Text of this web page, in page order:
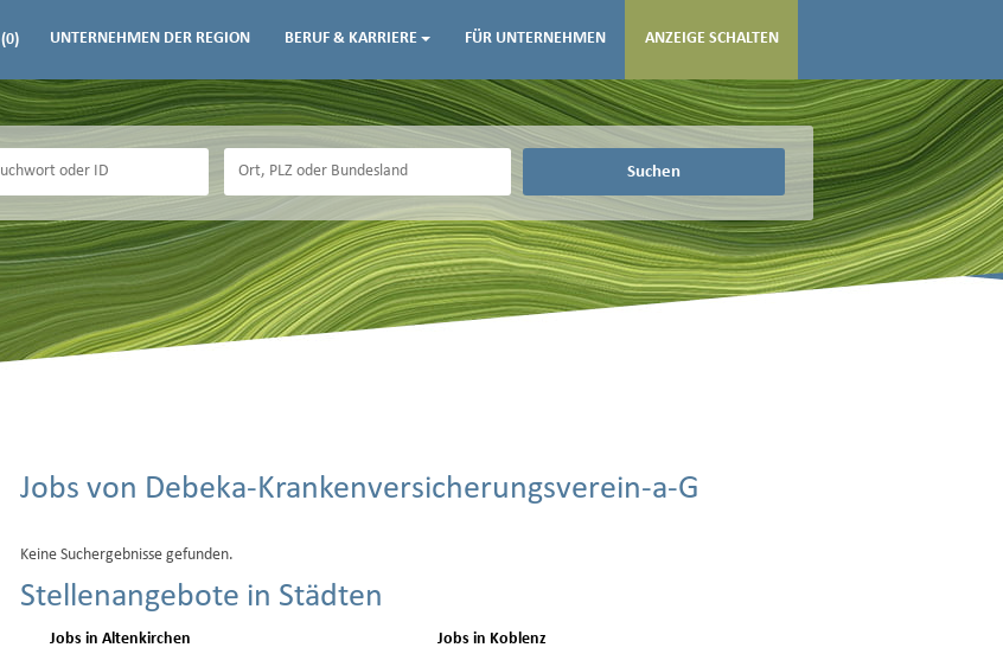
(0) UNTERNEHMEN DER REGION BERUF & KARRIERE FÜR UNTERNEHMEN ANZEIGE SCHALTEN
Suchen
Jobs von Debeka-Krankenversicherungsverein-a-G
Keine Suchergebnisse gefunden.
Stellenangebote in Städten
Jobs in Altenkirchen
Jobs in Koblenz